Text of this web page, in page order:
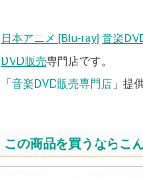
日本アニメ [Blu-ray] 音楽
DVD販売専門店です。
「音楽DVD販売専門店 」提供
この商品を買うならこ